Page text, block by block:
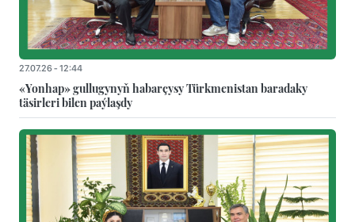
27.07.26 - 12:44
«Yonhap» gullugynyň habarçysy Türkmenistan baradaky
täsirleri bilen paýlaşdy